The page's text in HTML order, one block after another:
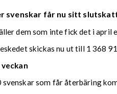
svenskar får nu sitt
dem som inte fick det i april
skickas nu ut till 1 368
svenskar som får återbäring